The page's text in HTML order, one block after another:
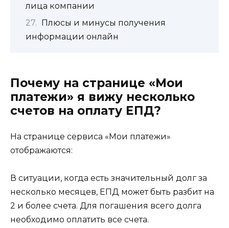
лица компании
Плюсы и минусы получения
информации онлайн
Почему на странице «Мои
платежи» я вижу несколько
счетов на оплату ЕПД?
На странице сервиса «Мои платежи»
отображаются:
В ситуации, когда есть значительный долг за
несколько месяцев, ЕПД может быть разбит на
2 и более счета. Для погашения всего долга
необходимо оплатить все счета.